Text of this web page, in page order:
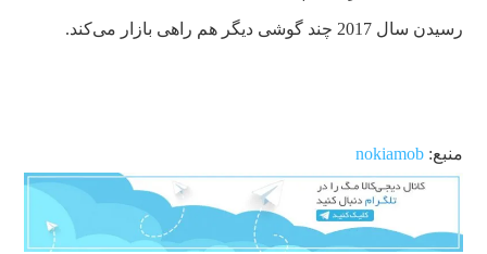
رسیدن سال 2017 چند گوشی دیگر هم راهی بازار می‌کند.
منبع:nokiamob